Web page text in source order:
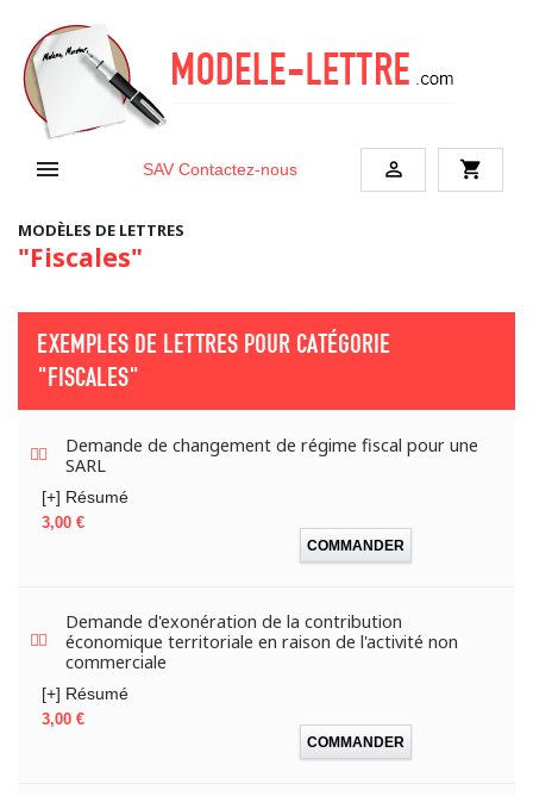
 SAV Contactez-nous  shopping_cart
MODÈLES DE LETTRES
"Fiscales"
EXEMPLES DE LETTRES POUR CATÉGORIE
"FISCALES"
Demande de changement de régime fiscal pour une
SARL
[+] Résumé
Prix
3,00 €
COMMANDER
Demande d'exonération de la contribution
économique territoriale en raison de l'activité non
commerciale
[+] Résumé
Prix
3,00 €
COMMANDER